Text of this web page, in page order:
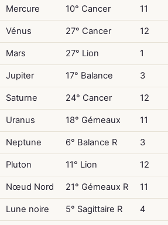
Mercure 10° Cancer 11
Vénus 27° Cancer 12
Mars 27° Lion 1
Jupiter 17° Balance 3
Saturne 24° Cancer 12
Uranus 18° Gémeaux 11
Neptune 6° Balance R 3
Pluton 11° Lion 12
Nœud Nord 21° Gémeaux R 11
Lune noire 5° Sagittaire R 4